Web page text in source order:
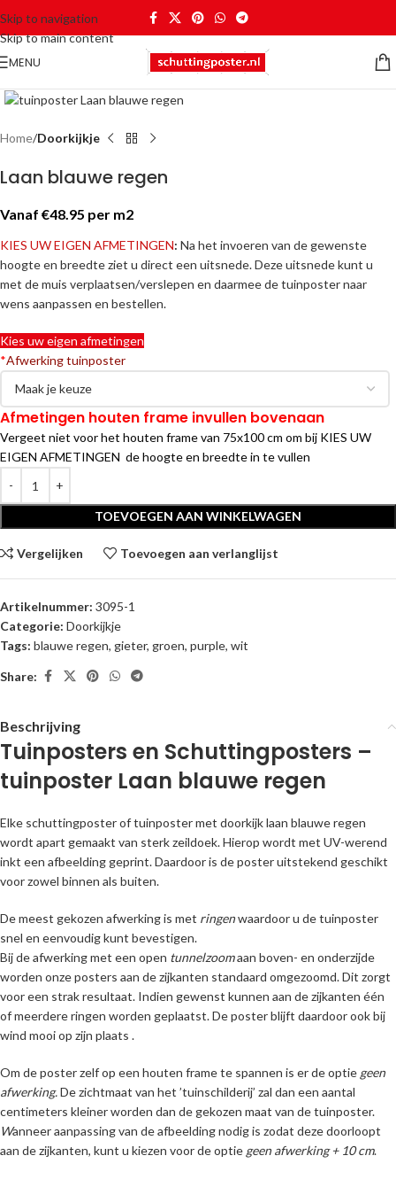
Skip to navigation
Skip to main content
MENU
Home Doorkijkje
Laan blauwe regen
Vanaf €48.95 per m2
KIES UW EIGEN AFMETINGEN: Na het invoeren van de gewenste
hoogte en breedte ziet u direct een uitsnede. Deze uitsnede kunt u
met de muis verplaatsen/verslepen en daarmee de tuinposter naar
wens aanpassen en bestellen.
Kies uw eigen afmetingen
*Afwerking tuinposter
Afmetingen houten frame invullen bovenaan
Vergeet niet voor het houten frame van 75x100 cm om bij KIES UW
EIGEN AFMETINGEN de hoogte en breedte in te vullen
TOEVOEGEN AAN WINKELWAGEN
Vergelijken Toevoegen aan verlanglijst
Artikelnummer: 3095-1
Categorie: Doorkijkje
Tags: blauwe regen, gieter, groen, purple, wit
Share:
Beschrijving
Tuinposters en Schuttingposters –
tuinposter Laan blauwe regen
Elke schuttingposter of tuinposter met doorkijk laan blauwe regen
wordt apart gemaakt van sterk zeildoek. Hierop wordt met UV-werend
inkt een afbeelding geprint. Daardoor is de poster uitstekend geschikt
voor zowel binnen als buiten.
De meest gekozen afwerking is met ringenwaardoor u de tuinposter
snel en eenvoudig kunt bevestigen.
Bij de afwerking met een open tunnelzoomaan boven- en onderzijde
worden onze posters aan de zijkanten standaard omgezoomd. Dit zorgt
voor een strak resultaat. Indien gewenst kunnen aan de zijkanten één
of meerdere ringen worden geplaatst. De poster blijft daardoor ook bij
wind mooi op zijn plaats .
Om de poster zelf op een houten frame te spannen is er de optie geen
afwerking.De zichtmaat van het ’tuinschilderij’ zal dan een aantal
centimeters kleiner worden dan de gekozen maat van de tuinposter.
Wanneer aanpassing van de afbeelding nodig is zodat deze doorloopt
aan de zijkanten, kunt u kiezen voor de optie geen afwerking + 10 cm.